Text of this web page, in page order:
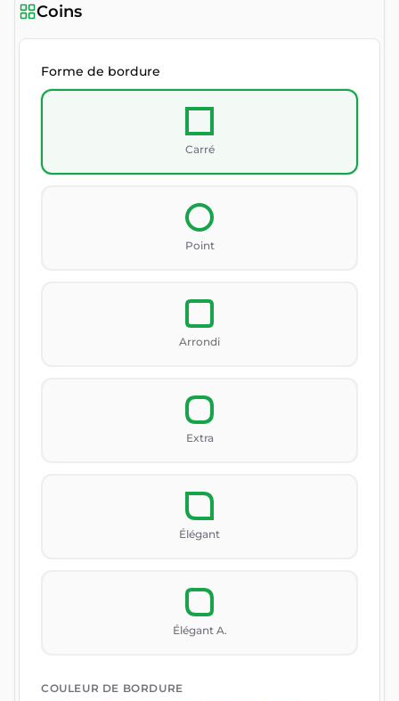
Coins
Forme de bordure
Carré
Point
Arrondi
Extra
Élégant
Élégant A.
COULEUR DE BORDURE